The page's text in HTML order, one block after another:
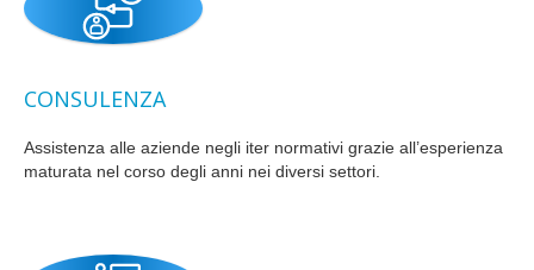
CONSULENZA
Assistenza alle aziende negli iter normativi grazie all’esperienza
maturata nel corso degli anni nei diversi settori.